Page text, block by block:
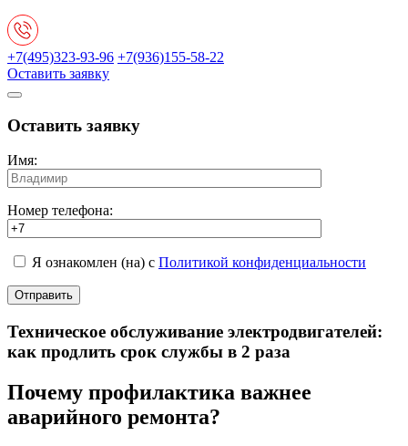
+7(495)323-93-96 +7(936)155-58-22
Оставить заявку
Оставить заявку
Имя:
Номер телефона:
Я ознакомлен (на) с Политикой конфиденциальности
Техническое обслуживание электродвигателей:
как продлить срок службы в 2 раза
Почему профилактика важнее
аварийного ремонта?